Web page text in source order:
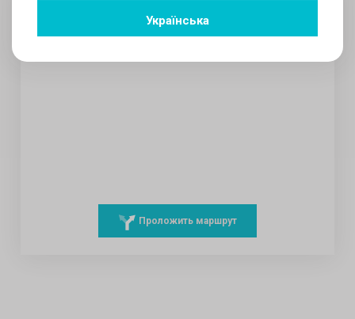
Українська
Проложить маршрут